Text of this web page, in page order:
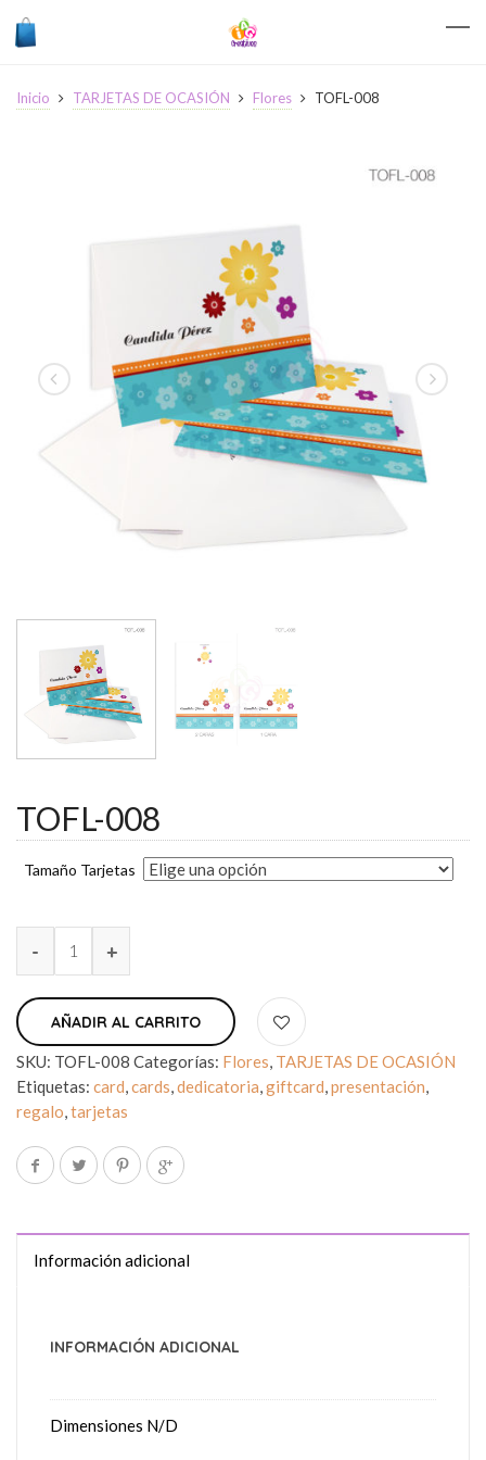
Inicio TARJETAS DE OCASIÓN Flores TOFL-008
TOFL-008
Tamaño Tarjetas
AÑADIR AL CARRITO
SKU: TOFL-008 Categorías: Flores, TARJETAS DE OCASIÓN
Etiquetas: card,cards,dedicatoria,giftcard,presentación,
regalo,tarjetas
Información adicional
INFORMACIÓN ADICIONAL
Dimensiones N/D